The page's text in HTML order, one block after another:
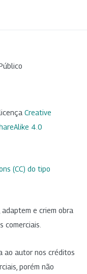
Creative
4.0
(CC) do tipo
e criem obra
comerciais.
ao autor nos créditos
porém não